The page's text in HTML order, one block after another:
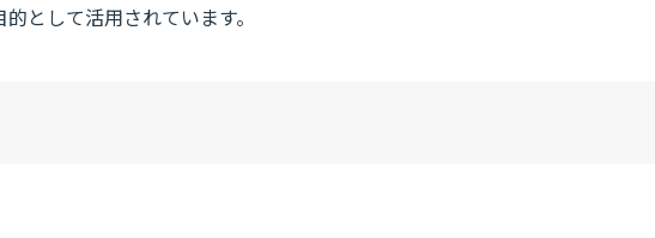
として活用されています。